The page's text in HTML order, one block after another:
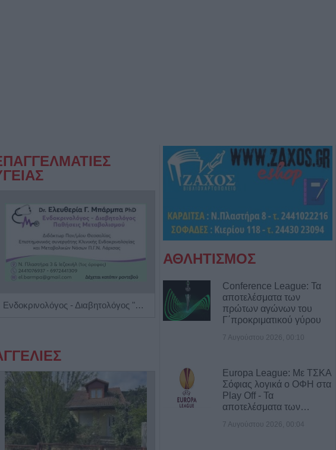
Ενδοκρινολόγος - Διαβητολόγος "Δρ Ελευθερία Γ. Μπάρμπα" Χειρουργός Ουρολόγος - Ανδρολόγος "Γρηγόρης Α. Καρπενησιώτης"
ΑΘΛΗΤΙΣΜΟΣ
Conference League: Τα
αποτελέσματα των
πρώτων αγώνων του
Γ΄προκριματικού γύρου
7 Αυγούστου 2026, 00:10
Europa League: Με ΤΣΚΑ
Σόφιας λογικά ο ΟΦΗ στα
Play Off - Τα
αποτελέσματα των…
7 Αυγούστου 2026, 00:04